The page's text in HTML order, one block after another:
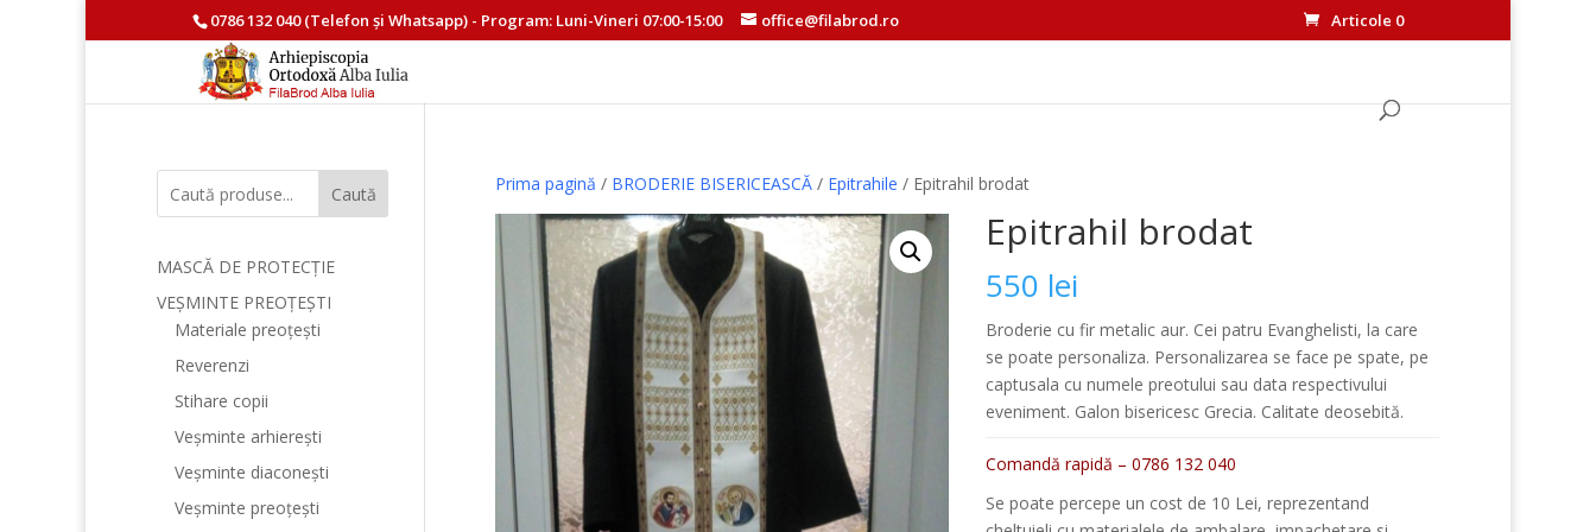
0786 132 040(Telefon și Whatsapp) - Program: Luni-Vineri 07:00-15:00 office@filabrod.ro Articole 0
Prima pagină / BRODERIE BISERICEASCĂ/ Epitrahile / Epitrahil brodat
Epitrahil brodat
550 lei
Broderie cu fir metalic aur. Cei patru Evanghelisti, la care
se poate personaliza. Personalizarea se face pe spate, pe
captusala cu numele preotului sau data respectivului
eveniment. Galon bisericesc Grecia. Calitate deosebită.
Comandă rapidă – 0786 132 040
Se poate percepe un cost de 10 Lei, reprezentand
Caută
MASCĂ DE PROTECȚIE
VEȘMINTE PREOȚEȘTI
Materiale preoțești
Reverenzi
Stihare copii
Veșminte arhierești
Veșminte diaconești
Veșminte preoțești